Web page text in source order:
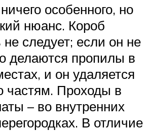
особенного, но
нюанс. Короб
следует; если он не
делаются пропилы в
и он удаляется
частям. Проходы в
– во внутренних
В отличие